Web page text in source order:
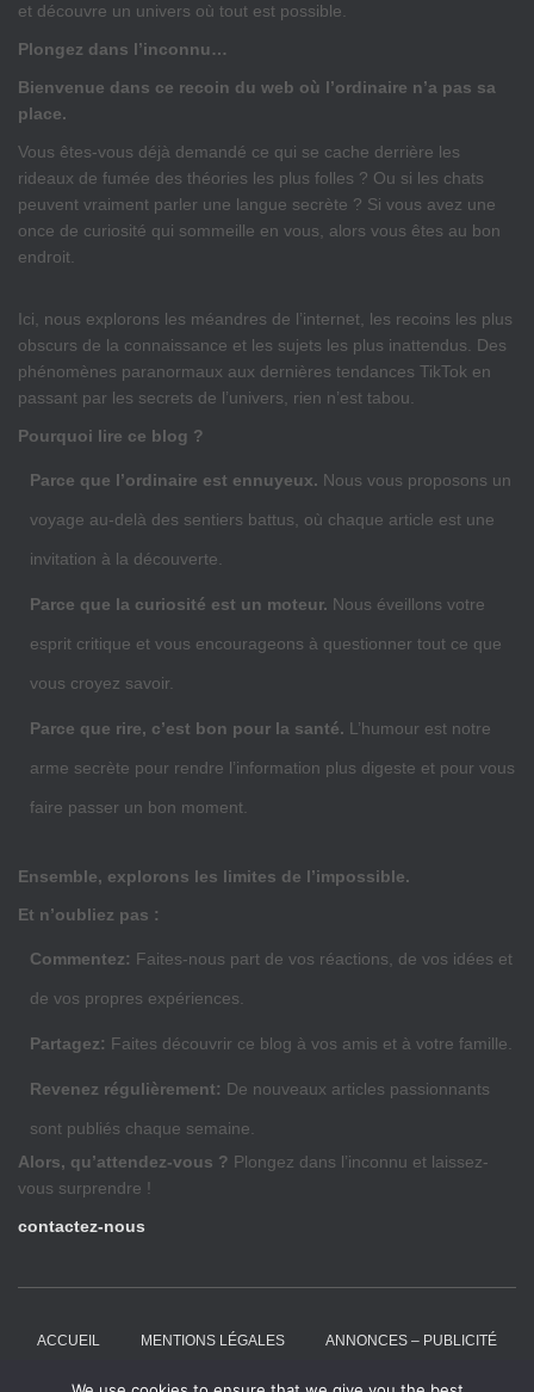
et découvre un univers où tout est possible.
Plongez dans l’inconnu…
Bienvenue dans ce recoin du web où l’ordinaire n’a pas sa
place.
Vous êtes-vous déjà demandé ce qui se cache derrière les
rideaux de fumée des théories les plus folles ? Ou si les chats
peuvent vraiment parler une langue secrète ? Si vous avez une
once de curiosité qui sommeille en vous, alors vous êtes au bon
endroit.
Ici, nous explorons les méandres de l’internet, les recoins les plus
obscurs de la connaissance et les sujets les plus inattendus. Des
phénomènes paranormaux aux dernières tendances TikTok en
passant par les secrets de l’univers, rien n’est tabou.
Pourquoi lire ce blog ?
Parce que l’ordinaire est ennuyeux. Nous vous proposons un
voyage au-delà des sentiers battus, où chaque article est une
invitation à la découverte.
Parce que la curiosité est un moteur. Nous éveillons votre
esprit critique et vous encourageons à questionner tout ce que
vous croyez savoir.
Parce que rire, c’est bon pour la santé. L’humour est notre
arme secrète pour rendre l’information plus digeste et pour vous
faire passer un bon moment.
Ensemble, explorons les limites de l’impossible.
Et n’oubliez pas :
Commentez: Faites-nous part de vos réactions, de vos idées et
de vos propres expériences.
Partagez: Faites découvrir ce blog à vos amis et à votre famille.
Revenez régulièrement: De nouveaux articles passionnants
sont publiés chaque semaine.
Alors, qu’attendez-vous ? Plongez dans l’inconnu et laissez-
vous surprendre !
contactez-nous
ACCUEIL MENTIONS LÉGALES ANNONCES – PUBLICITÉ